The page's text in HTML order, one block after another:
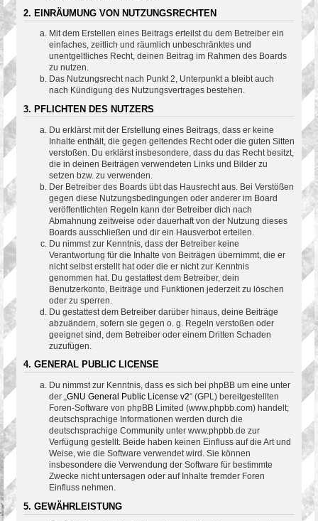
2. EINRÄUMUNG VON NUTZUNGSRECHTEN
Mit dem Erstellen eines Beitrags erteilst du dem Betreiber ein
einfaches, zeitlich und räumlich unbeschränktes und
unentgeltliches Recht, deinen Beitrag im Rahmen des Boards
zu nutzen.
Das Nutzungsrecht nach Punkt 2, Unterpunkt a bleibt auch
nach Kündigung des Nutzungsvertrages bestehen.
3. PFLICHTEN DES NUTZERS
Du erklärst mit der Erstellung eines Beitrags, dass er keine
Inhalte enthält, die gegen geltendes Recht oder die guten Sitten
verstoßen. Du erklärst insbesondere, dass du das Recht besitzt,
die in deinen Beiträgen verwendeten Links und Bilder zu
setzen bzw. zu verwenden.
Der Betreiber des Boards übt das Hausrecht aus. Bei Verstößen
gegen diese Nutzungsbedingungen oder anderer im Board
veröffentlichten Regeln kann der Betreiber dich nach
Abmahnung zeitweise oder dauerhaft von der Nutzung dieses
Boards ausschließen und dir ein Hausverbot erteilen.
Du nimmst zur Kenntnis, dass der Betreiber keine
Verantwortung für die Inhalte von Beiträgen übernimmt, die er
nicht selbst erstellt hat oder die er nicht zur Kenntnis
genommen hat. Du gestattest dem Betreiber, dein
Benutzerkonto, Beiträge und Funktionen jederzeit zu löschen
oder zu sperren.
Du gestattest dem Betreiber darüber hinaus, deine Beiträge
abzuändern, sofern sie gegen o. g. Regeln verstoßen oder
geeignet sind, dem Betreiber oder einem Dritten Schaden
zuzufügen.
4. GENERAL PUBLIC LICENSE
Du nimmst zur Kenntnis, dass es sich bei phpBB um eine unter
der „GNU General Public License v2“ (GPL) bereitgestellten
Foren-Software von phpBB Limited (www.phpbb.com) handelt;
deutschsprachige Informationen werden durch die
deutschsprachige Community unter www.phpbb.de zur
Verfügung gestellt. Beide haben keinen Einfluss auf die Art und
Weise, wie die Software verwendet wird. Sie können
insbesondere die Verwendung der Software für bestimmte
Zwecke nicht untersagen oder auf Inhalte fremder Foren
Einfluss nehmen.
5. GEWÄHRLEISTUNG